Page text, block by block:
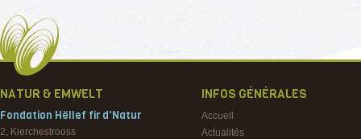
NATUR & EMWELT
Fondation Hëllef fir d'Natur
2, Kierchestrooss
INFOS GÉNÉRALES
Accueil
Actualités